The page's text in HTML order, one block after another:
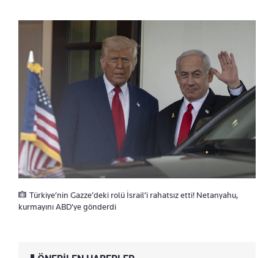
Türkiye’nin Gazze’deki rolü İsrail’i rahatsız etti! Netanyahu,
kurmayını ABD'ye gönderdi